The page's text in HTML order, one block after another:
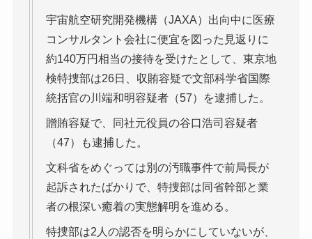
宇宙航空研究開発機構（JAXA）出向中に医療
コンサルタント会社に便宜を図った見返りに
約140万円相当の接待を受けたとして、東京地
検特捜部は26日、収賄容疑で文部科学省国際
統括官の川端和明容疑者（57）を逮捕した。
贈賄容疑で、同社元役員の谷口浩司容疑者
（47）も逮捕した。
文科省をめぐっては別の汚職事件で前局長が
起訴されたばかりで、特捜部は同省幹部と業
者の根深い癒着の実態解明を進める。
特捜部は2人の認否を明らかにしていないが、